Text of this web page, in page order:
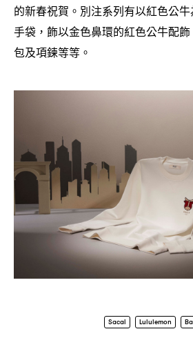
的新春祝賀。別注系列有以紅色公
手袋 ， 飾以金色鼻環的紅色公牛配飾
包及項鍊等等。
Sacai Lululemon